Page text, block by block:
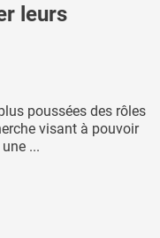
leurs
poussées des rôles
visant à pouvoir
...